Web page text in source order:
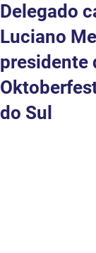
Delegado
Luciano
presidente
do Sul